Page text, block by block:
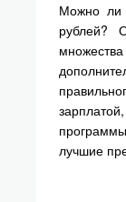
Можно ли
рублей?
лучшие